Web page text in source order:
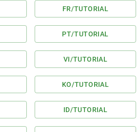
FR/TUTORIAL
PT/TUTORIAL
VI/TUTORIAL
KO/TUTORIAL
ID/TUTORIAL